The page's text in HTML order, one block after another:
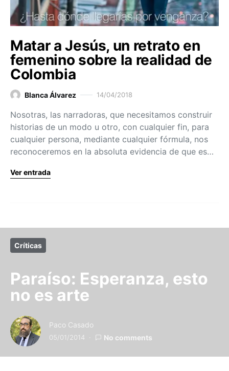
Matar a Jesús, un retrato en
femenino sobre la realidad de
Colombia
Blanca Álvarez 14/04/2018
Nosotras, las narradoras, que necesitamos construir
historias de un modo u otro, con cualquier fin, para
cualquier persona, mediante cualquier fórmula, nos
reconoceremos en la absoluta evidencia de que es…
Ver entrada
Críticas
Paraíso: Esperanza, esto
no es arte
Paco Casado
05/01/2014 No comments